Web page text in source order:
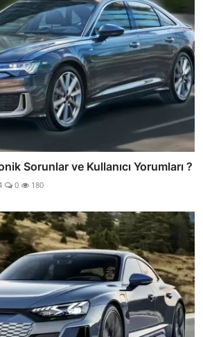
Sorunlar ve Kullanıcı Yorumları ?
0 180